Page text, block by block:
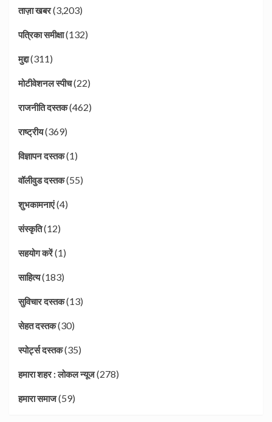
ताज़ा खबर(3,203)
पत्रिका समीक्षा(132)
मुद्दा(311)
मोटीवेशनल स्पीच(22)
राजनीति दस्तक(462)
राष्ट्रीय(369)
विज्ञापन दस्तक(1)
वॉलीवुड दस्तक(55)
शुभकामनाएं(4)
संस्कृति(12)
सहयोग करें(1)
साहित्य(183)
सुविचार दस्तक(13)
सेहत दस्तक(30)
स्पोर्ट्स दस्तक(35)
हमारा शहर : लोकल न्यूज(278)
हमारा समाज(59)